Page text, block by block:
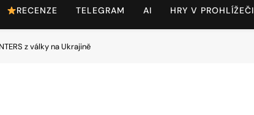
RECENZE TELEGRAM AI HRY V PROHLÍŽEČI
z války na Ukrajině